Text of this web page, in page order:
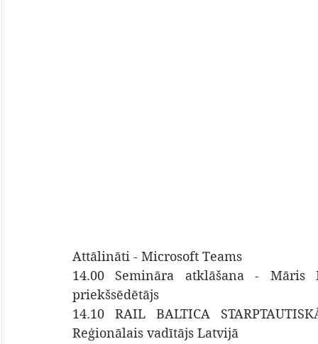
Attālināti - Microsoft Teams
14.00 Semināra atklāšana - Māris
priekšsēdētājs
14.10 RAIL BALTICA
Reģionālais vadītājs Latvijā